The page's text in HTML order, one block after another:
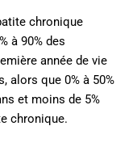
chronique
à 90% des
année de vie
alors que 0% à 50%
et moins de 5%
chronique.